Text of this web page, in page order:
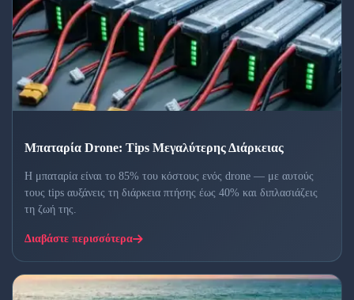
Μπαταρία Drone: Tips Μεγαλύτερης Διάρκειας
Η μπαταρία είναι το 85% του κόστους ενός drone — με αυτούς
τους tips αυξάνεις τη διάρκεια πτήσης έως 40% και διπλασιάζεις
τη ζωή της.
Διαβάστε περισσότερα